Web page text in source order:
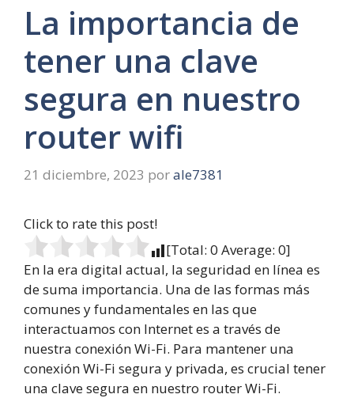
La importancia de
tener una clave
segura en nuestro
router wifi
21 diciembre, 2023 porale7381
Click to rate this post!
[Total: 0 Average: 0]
En la era digital actual, la seguridad en línea es
de suma importancia. Una de las formas más
comunes y fundamentales en las que
interactuamos con Internet es a través de
nuestra conexión Wi-Fi. Para mantener una
conexión Wi-Fi segura y privada, es crucial tener
una clave segura en nuestro router Wi-Fi.